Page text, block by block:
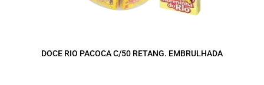
DOCE RIO PACOCA C/50 RETANG. EMBRULHADA